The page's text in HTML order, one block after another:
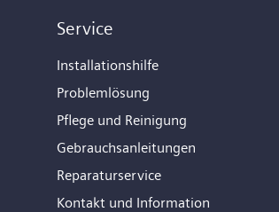
Service
Installationshilfe
Problemlösung
Pflege und Reinigung
Gebrauchsanleitungen
Reparaturservice
Kontakt und Information